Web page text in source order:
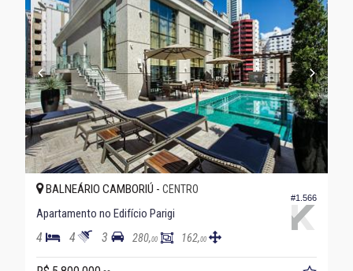
#1.566
BALNEÁRIO CAMBORIÚ - CENTRO
Apartamento no Edifício Parigi
4 4 3 280,00 162,00